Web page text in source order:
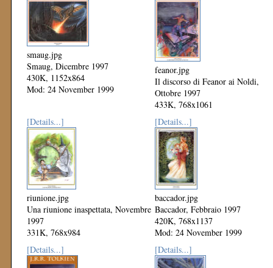
smaug.jpg
Smaug, Dicembre 1997
430K, 1152x864
Mod: 24 November 1999
feanor.jpg
Il discorso di Feanor ai Noldi,
Ottobre 1997
433K, 768x1061
Mod: 24 November 1999
[Details...]
riunione.jpg
Una riunione inaspettata, Novembre
1997
331K, 768x984
Mod: 24 November 1999
[Details...]
baccador.jpg
Baccador, Febbraio 1997
420K, 768x1137
Mod: 24 November 1999
[Details...]
[Details...]